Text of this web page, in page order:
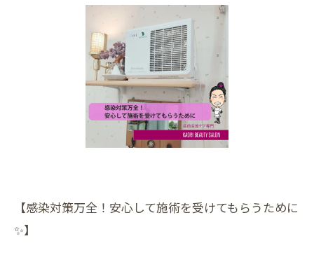
【感染対策万全！安心して施術を受けてもらうために
✨】